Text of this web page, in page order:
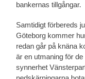
bankernas tillgångar.
Samtidigt förbereds
Göteborg kommer
redan går på knäna
är en utmaning för
synnerhet